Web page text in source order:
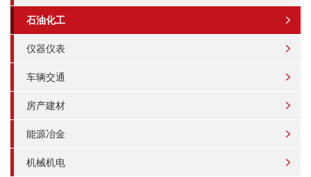
石油化工
仪器仪表
车辆交通
房产建材
能源冶金
机械机电